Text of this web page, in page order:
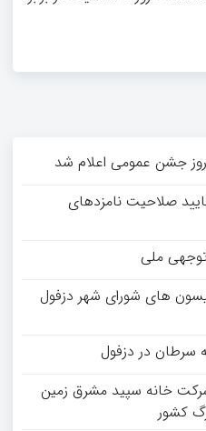
جشن عمومی اعلام شد
صلاحیت نامزدهای
ملی
های شورای شهر دزفول
سرطان در دزفول
شرکت خانه سپید مشرق زمین
کشور